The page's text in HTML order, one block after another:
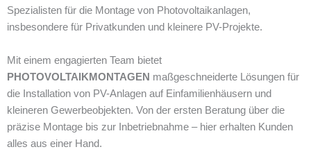
Spezialisten für die Montage von Photovoltaikanlagen,
insbesondere für Privatkunden und kleinere PV-Projekte.
Mit einem engagierten Team bietet
PHOTOVOLTAIKMONTAGEN maßgeschneiderte Lösungen für
die Installation von PV-Anlagen auf Einfamilienhäusern und
kleineren Gewerbeobjekten. Von der ersten Beratung über die
präzise Montage bis zur Inbetriebnahme – hier erhalten Kunden
alles aus einer Hand.